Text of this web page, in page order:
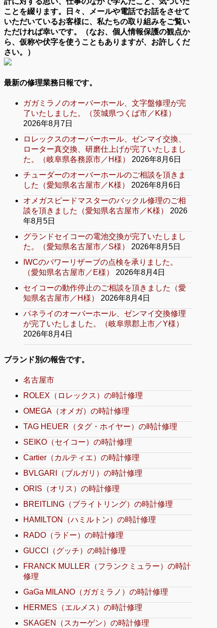
ことを綴ります。日々、メールや電話でお話をさせて
いただいているお客様に、私たちの取り組みをご覧い
ただければ幸いです。（なお、個人情報保護の観点か
ら、仮称や伏字を使うこともありますが、お許しくだ
さい。）
最新の修理業務日報です。
ガガミラノのオーバーホール、文字盤修理が完
了いたしました。（茨城県つくば市／K様）
2026年8月7日
ロレックスのオーバーホール、ゼンマイ交換、
ローター真交換、研磨仕上げが完了いたしまし
た。（岐阜県各務原市／H様）
2026年8月6日
チューダーのオーバーホールのご相談を頂きま
した（愛知県名古屋市／K様）
2026年8月6日
オメガスピードマスターのバックル修理のご相
談を頂きました（愛知県名古屋市／K様）
2026
年8月5日
グランドセイコーの電池交換が完了いたしまし
た。（愛知県名古屋市／S様）
2026年8月5日
IWCのパワーリザーブの点検を承りました。
（愛知県名古屋市／E様）
2026年8月4日
セイコーの動作停止のご相談を頂きました（愛
知県名古屋市／H様）
2026年8月4日
パネライのオーバーホール、ゼンマイ交換修理
が完了いたしました。（岐阜県郡上市／Y様）
2026年8月4日
ブランド別の報告です。
名古屋市
ROLEX（ロレックス）の時計修理
OMEGA（オメガ）の時計修理
TAG HEUER（タグ・ホイヤー）の時計修理
SEIKO（セイコー）の時計修理
Cartier（カルティエ）の時計修理
BVLGARI（ブルガリ）の時計修理
ORIS（オリス）の時計修理
BREITLING（ブライトリング）の時計修理
HAMILTON（ハミルトン）の時計修理
RADO（ラドー）の時計修理
GUCCI（グッチ）の時計修理
FRANCK MULLER（フランクミュラー）の時計
修理
GaGa MILANO（ガガミラノ）の時計修理
HERMES（エルメス）の時計修理
SKAGEN（スカーゲン）の時計修理